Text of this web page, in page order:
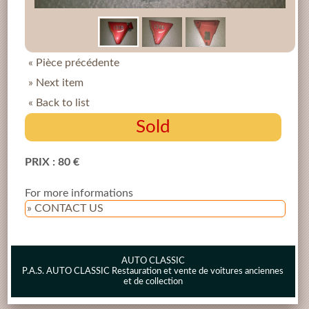
« Pièce précédente
» Next item
« Back to list
Sold
PRIX : 80 €
For more informations
» CONTACT US
AUTO CLASSIC
P.A.S. AUTO CLASSIC Restauration et vente de voitures anciennes
et de collection